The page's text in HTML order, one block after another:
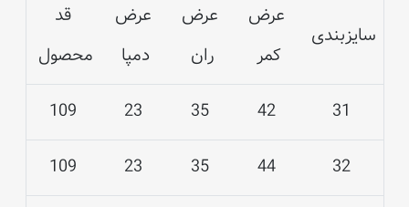
سایزبندی
عرض
کمر
عرض
ران
عرض
دمپا
قد
محصول
31
42
35
23
109
32
44
35
23
109